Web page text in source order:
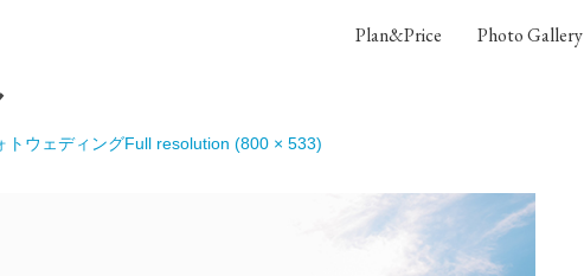
Plan&Price Photo Gallery
トウェディングFull resolution (800 × 533)